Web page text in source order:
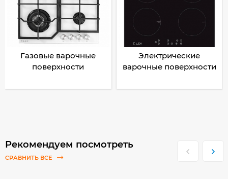
Газовые варочные
поверхности
Электрические
варочные поверхности
Рекомендуем посмотреть
СРАВНИТЬ ВСЕ